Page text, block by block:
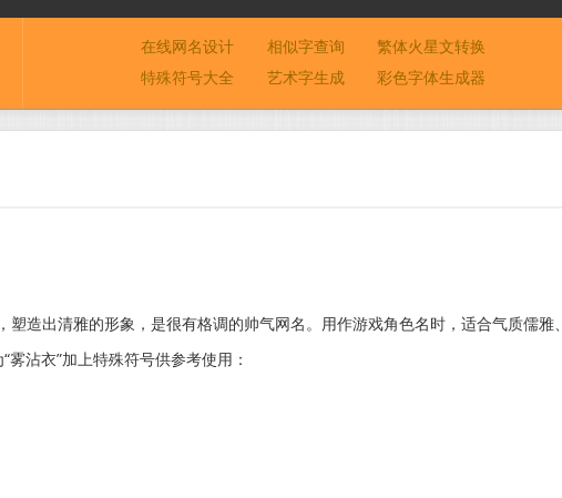
在线网名设计 相似字查询
繁体火星文转换
特殊符号大全
艺术字生成 彩色字体生成器
塑造出清雅的形象，是很有格调的帅气网名。用作游戏角色名时，适合气质儒雅、
沾衣”加上特殊符号供参考使用：